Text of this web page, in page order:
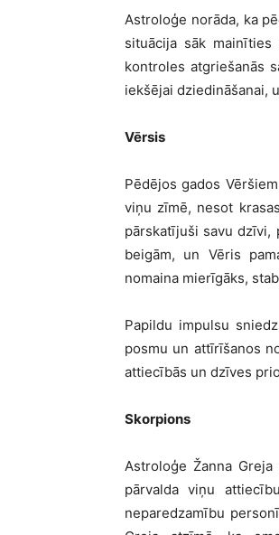
Astroloģe norāda, ka
situācija sāk mainīties
kontroles atgriešanās
iekšējai dziedināšanai,
Vērsis
Pēdējos gados
viņu zīmē, nesot
pārskatījuši savu dzīvi,
beigām, un Vēris
nomaina mierīgāks,
Papildu impulsu
posmu un attīrīšanos
attiecībās un dzīves
Skorpions
Astroloģe Žanna
pārvalda viņu
neparedzamību